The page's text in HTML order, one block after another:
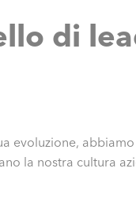
di
evoluzione,
la nostra cultura